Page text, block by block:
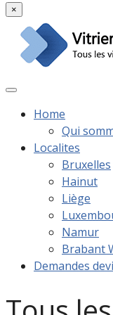
×
Home
Qui
Localites
Bruxelles
Hainut
Liège
Namur
Brabant
Demandes